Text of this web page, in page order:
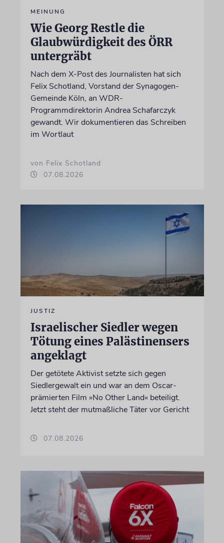
MEINUNG
Wie Georg Restle die
Glaubwürdigkeit des ÖRR
untergräbt
Nach dem X-Post des Journalisten hat sich
Felix Schotland, Vorstand der Synagogen-
Gemeinde Köln, an WDR-
Programmdirektorin Andrea Schafarczyk
gewandt. Wir dokumentieren das Schreiben
im Wortlaut
von Felix Schotland
07.08.2026
JUSTIZ
Israelischer Siedler wegen
Tötung eines Palästinensers
angeklagt
Der getötete Aktivist setzte sich gegen
Siedlergewalt ein und war an dem Oscar-
prämierten Film »No Other Land« beteiligt.
Jetzt steht der mutmaßliche Täter vor Gericht
07.08.2026